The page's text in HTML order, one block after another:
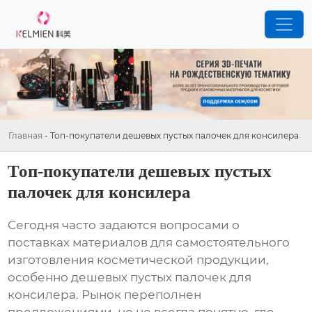
Главная - Топ-покупатели дешевых пустых палочек для консилера
Топ-покупатели дешевых пустых
палочек для консилера
Сегодня часто задаются вопросами о
поставках материалов для самостоятельного
изготовления косметической продукции,
особеннодешевых пустых палочек для
консилера. Рынок переполнен